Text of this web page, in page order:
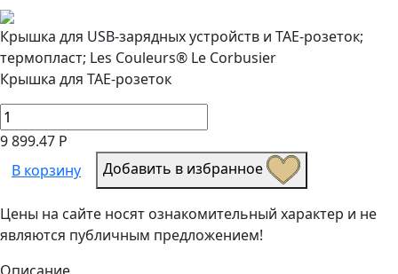
Крышка для USB-зарядных устройств и TAE-розеток;
термопласт; Les Couleurs® Le Corbusier
Крышка для TAE-розеток
9 899.47 Р
В корзину
Добавить в избранное
Цены на сайте носят ознакомительный характер и не
являются публичным предложением!